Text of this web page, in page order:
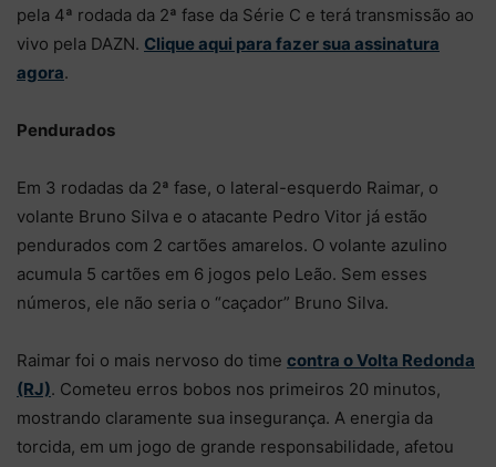
pela 4ª rodada da 2ª fase da Série C e terá transmissão ao
vivo pela DAZN. Clique aqui para fazer sua assinatura
agora.
Pendurados
Em 3 rodadas da 2ª fase, o lateral-esquerdo Raimar, o
volante Bruno Silva e o atacante Pedro Vitor já estão
pendurados com 2 cartões amarelos. O volante azulino
acumula 5 cartões em 6 jogos pelo Leão. Sem esses
números, ele não seria o “caçador” Bruno Silva.
Raimar foi o mais nervoso do time contra o Volta Redonda
(RJ). Cometeu erros bobos nos primeiros 20 minutos,
mostrando claramente sua insegurança. A energia da
torcida, em um jogo de grande responsabilidade, afetou